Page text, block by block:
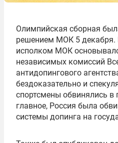
Олимпийская сборная
решением МОК 5 декабря.
исполком МОК
независимых комиссий
антидопингового
бездоказательно и
спортсмены обвинялись в
главное, Россия была
системы допинга на